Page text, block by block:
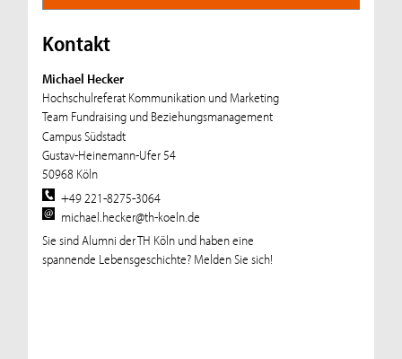
Kontakt
Michael Hecker
Hochschulreferat Kommunikation und Marketing
Team Fundraising und Beziehungsmanagement
Campus Südstadt
Gustav-Heinemann-Ufer 54
50968 Köln
+49 221-8275-3064
michael.hecker@th-koeln.de
Sie sind Alumni der TH Köln und haben eine
spannende Lebensgeschichte? Melden Sie sich!